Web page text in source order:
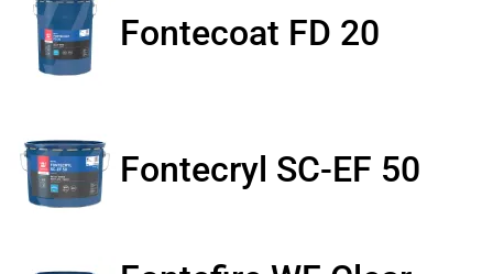
Fontecoat FD 20
Fontecryl SC-EF 50